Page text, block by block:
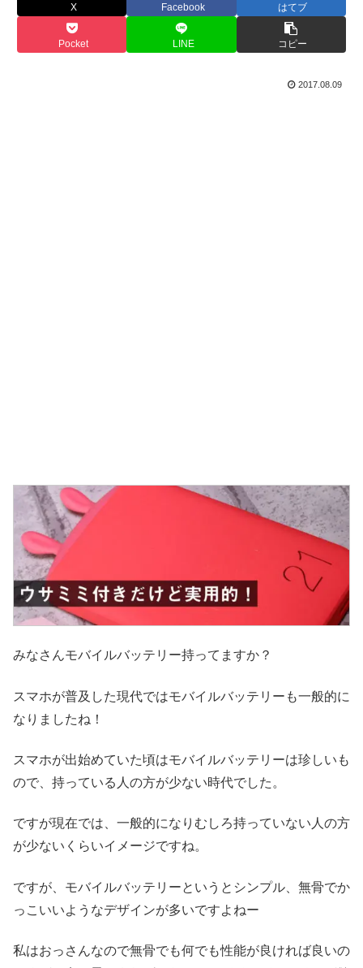
X Facebook はてブ
Pocket LINE コピー
2017.08.09
みなさんモバイルバッテリー持ってますか？
スマホが普及した現代ではモバイルバッテリーも一般的に
なりましたね！
スマホが出始めていた頃はモバイルバッテリーは珍しいも
ので、持っている人の方が少ない時代でした。
ですが現在では、一般的になりむしろ持っていない人の方
が少ないくらいイメージですね。
ですが、モバイルバッテリーというとシンプル、無骨でか
っこいいようなデザインが多いですよねー
私はおっさんなので無骨でも何でも性能が良ければ良いの